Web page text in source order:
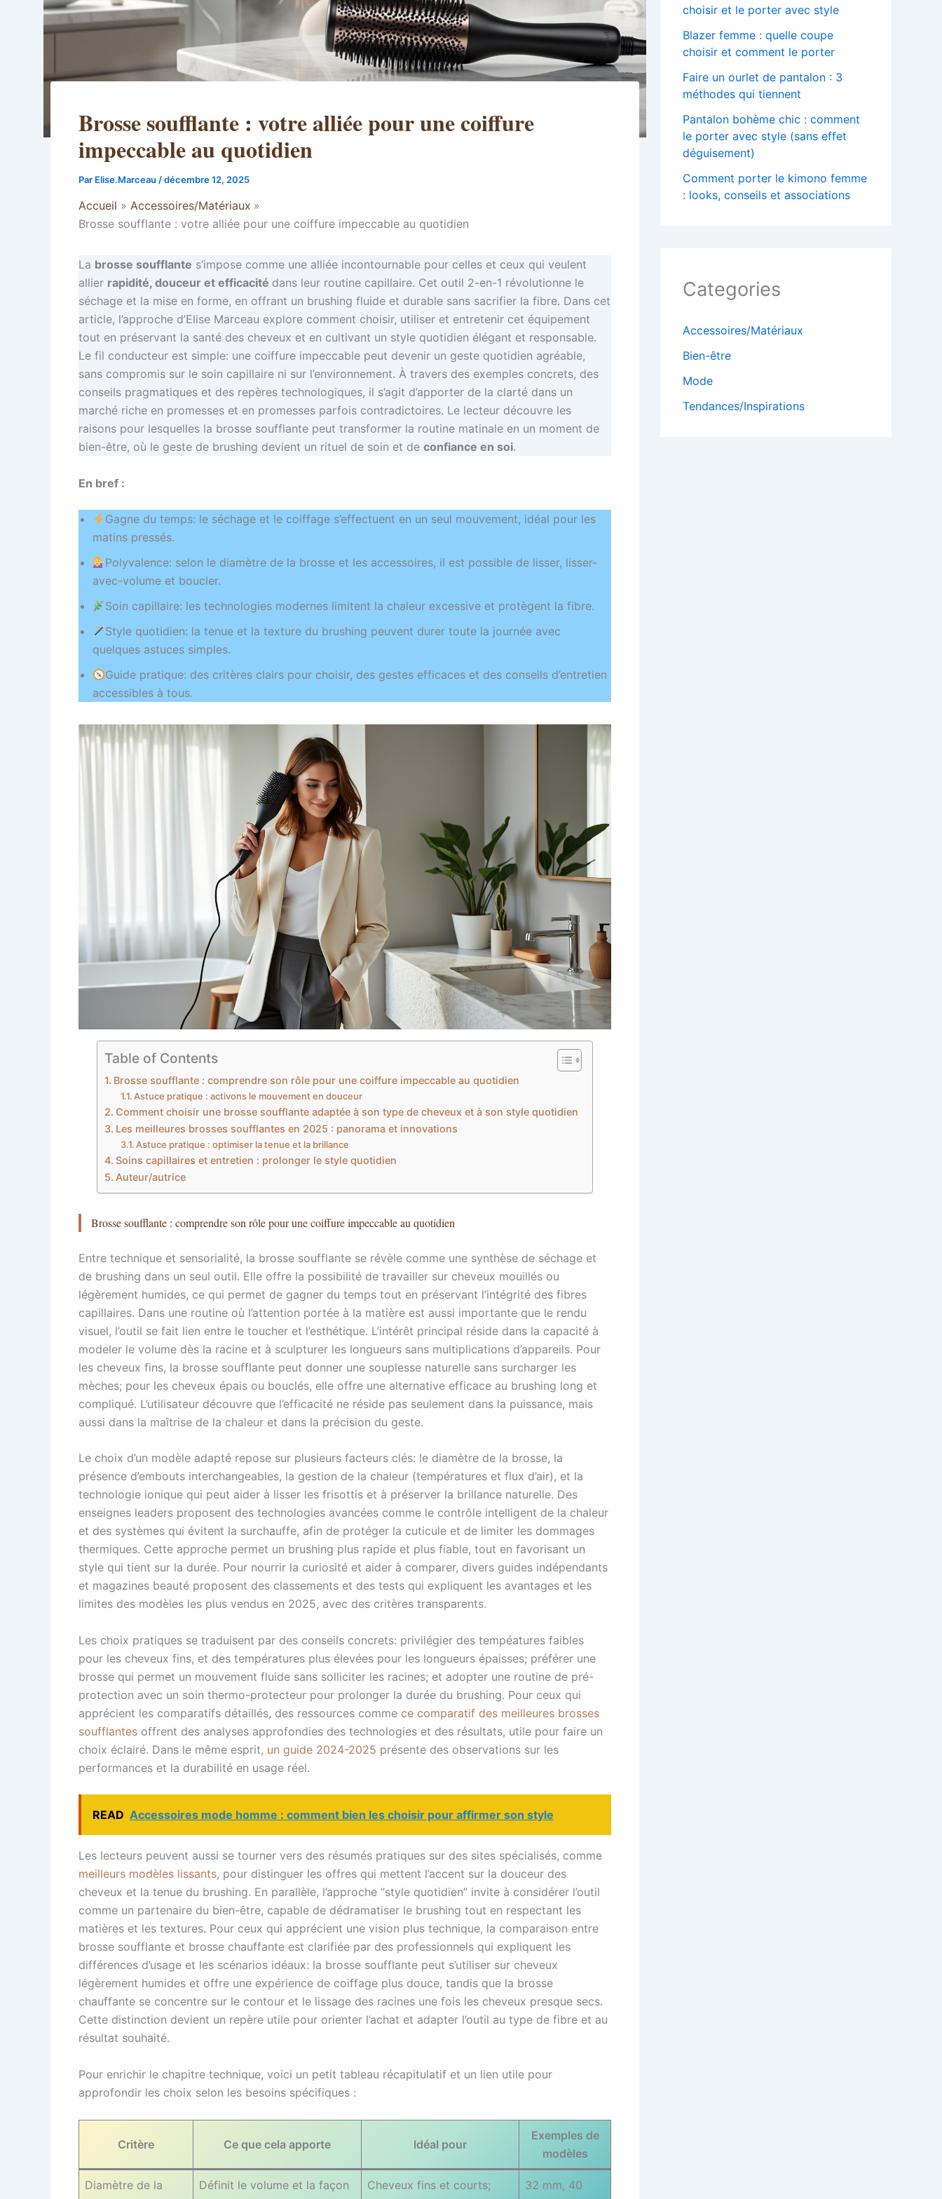
Brosse soufflante : votre alliée pour une coiffure
impeccable au quotidien
Par Elise.Marceau /décembre 12, 2025
Accueil
Accessoires/Matériaux
Brosse soufflante : votre alliée pour une coiffure impeccable au quotidien
La brosse soufflante s’impose comme une alliée incontournable pour celles et ceux qui veulent
allier rapidité, douceur et efficacité dans leur routine capillaire. Cet outil 2-en-1 révolutionne le
séchage et la mise en forme, en offrant un brushing fluide et durable sans sacrifier la fibre. Dans cet
article, l’approche d’Elise Marceau explore comment choisir, utiliser et entretenir cet équipement
tout en préservant la santé des cheveux et en cultivant un style quotidien élégant et responsable.
Le fil conducteur est simple: une coiffure impeccable peut devenir un geste quotidien agréable,
sans compromis sur le soin capillaire ni sur l’environnement. À travers des exemples concrets, des
conseils pragmatiques et des repères technologiques, il s’agit d’apporter de la clarté dans un
marché riche en promesses et en promesses parfois contradictoires. Le lecteur découvre les
raisons pour lesquelles la brosse soufflante peut transformer la routine matinale en un moment de
bien-être, où le geste de brushing devient un rituel de soin et de confiance en soi.
En bref :
Gagne du temps: le séchage et le coiffage s’effectuent en un seul mouvement, idéal pour les
matins pressés.
Polyvalence: selon le diamètre de la brosse et les accessoires, il est possible de lisser, lisser-
avec-volume et boucler.
Soin capillaire: les technologies modernes limitent la chaleur excessive et protègent la fibre.
Style quotidien: la tenue et la texture du brushing peuvent durer toute la journée avec
quelques astuces simples.
Guide pratique: des critères clairs pour choisir, des gestes efficaces et des conseils d’entretien
accessibles à tous.
Table of Contents
Brosse soufflante : comprendre son rôle pour une coiffure impeccable au quotidien
Astuce pratique : activons le mouvement en douceur
Comment choisir une brosse soufflante adaptée à son type de cheveux et à son style quotidien
Les meilleures brosses soufflantes en 2025 : panorama et innovations
Astuce pratique : optimiser la tenue et la brillance
Soins capillaires et entretien : prolonger le style quotidien
Auteur/autrice
Brosse soufflante : comprendre son rôle pour une coiffure impeccable au quotidien
Entre technique et sensorialité, la brosse soufflante se révèle comme une synthèse de séchage et
de brushing dans un seul outil. Elle offre la possibilité de travailler sur cheveux mouillés ou
légèrement humides, ce qui permet de gagner du temps tout en préservant l’intégrité des fibres
capillaires. Dans une routine où l’attention portée à la matière est aussi importante que le rendu
visuel, l’outil se fait lien entre le toucher et l’esthétique. L’intérêt principal réside dans la capacité à
modeler le volume dès la racine et à sculpturer les longueurs sans multiplications d’appareils. Pour
les cheveux fins, la brosse soufflante peut donner une souplesse naturelle sans surcharger les
mèches; pour les cheveux épais ou bouclés, elle offre une alternative efficace au brushing long et
compliqué. L’utilisateur découvre que l’efficacité ne réside pas seulement dans la puissance, mais
aussi dans la maîtrise de la chaleur et dans la précision du geste.
Le choix d’un modèle adapté repose sur plusieurs facteurs clés: le diamètre de la brosse, la
présence d’embouts interchangeables, la gestion de la chaleur (températures et flux d’air), et la
technologie ionique qui peut aider à lisser les frisottis et à préserver la brillance naturelle. Des
enseignes leaders proposent des technologies avancées comme le contrôle intelligent de la chaleur
et des systèmes qui évitent la surchauffe, afin de protéger la cuticule et de limiter les dommages
thermiques. Cette approche permet un brushing plus rapide et plus fiable, tout en favorisant un
style qui tient sur la durée. Pour nourrir la curiosité et aider à comparer, divers guides indépendants
et magazines beauté proposent des classements et des tests qui expliquent les avantages et les
limites des modèles les plus vendus en 2025, avec des critères transparents.
Les choix pratiques se traduisent par des conseils concrets: privilégier des tempéatures faibles
pour les cheveux fins, et des températures plus élevées pour les longueurs épaisses; préférer une
brosse qui permet un mouvement fluide sans solliciter les racines; et adopter une routine de pré-
protection avec un soin thermo-protecteur pour prolonger la durée du brushing. Pour ceux qui
apprécient les comparatifs détaillés, des ressources comme ce comparatif des meilleures brosses
soufflantes offrent des analyses approfondies des technologies et des résultats, utile pour faire un
choix éclairé. Dans le même esprit, un guide 2024-2025 présente des observations sur les
performances et la durabilité en usage réel.
READ Accessoires mode homme : comment bien les choisir pour affirmer son style
Les lecteurs peuvent aussi se tourner vers des résumés pratiques sur des sites spécialisés, comme
meilleurs modèles lissants, pour distinguer les offres qui mettent l’accent sur la douceur des
cheveux et la tenue du brushing. En parallèle, l’approche “style quotidien” invite à considérer l’outil
comme un partenaire du bien-être, capable de dédramatiser le brushing tout en respectant les
matières et les textures. Pour ceux qui apprécient une vision plus technique, la comparaison entre
brosse soufflante et brosse chauffante est clarifiée par des professionnels qui expliquent les
différences d’usage et les scénarios idéaux: la brosse soufflante peut s’utiliser sur cheveux
légèrement humides et offre une expérience de coiffage plus douce, tandis que la brosse
chauffante se concentre sur le contour et le lissage des racines une fois les cheveux presque secs.
Cette distinction devient un repère utile pour orienter l’achat et adapter l’outil au type de fibre et au
résultat souhaité.
Pour enrichir le chapitre technique, voici un petit tableau récapitulatif et un lien utile pour
approfondir les choix selon les besoins spécifiques :
Critère Ce que cela apporte Idéal pour
Exemples de
modèles
Diamètre de la
Définit le volume et la façon
Cheveux fins et courts;
32 mm, 40
choisir et le porter avec style
Blazer femme : quelle coupe
choisir et comment le porter
Faire un ourlet de pantalon : 3
méthodes qui tiennent
Pantalon bohème chic : comment
le porter avec style (sans effet
déguisement)
Comment porter le kimono femme
: looks, conseils et associations
Categories
Accessoires/Matériaux
Bien-être
Mode
Tendances/Inspirations